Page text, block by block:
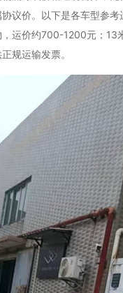
协议价。以下是各车型参
运价约700-1200元；13
规运输发票。